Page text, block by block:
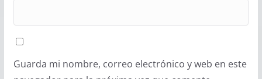
Guarda mi nombre, correo electrónico y web en este